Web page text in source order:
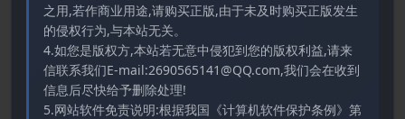
之用,若作商业用途,请购买正版,由于未及时购买正版发生
的侵权行为,与本站无关。
4.如您是版权方,本站若无意中侵犯到您的版权利益,请来
信联系我们E-mail:2690565141@QQ.com,我们会在收到
信息后尽快给予删除处理!
5.网站软件免责说明:根据我国《计算机软件保护条例》第